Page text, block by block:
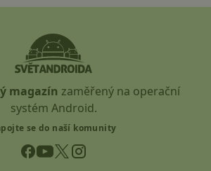
magazín zaměřený na operační
systém Android.
se do naší komunity